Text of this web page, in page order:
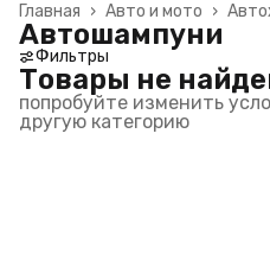
Авто и мото ›
Главная ›
Автошампуни
Фильтры
Товары не
попробуйте изменить
другую категорию